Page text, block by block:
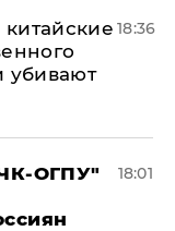
убивают
18:36
ОГПУ"
18:01